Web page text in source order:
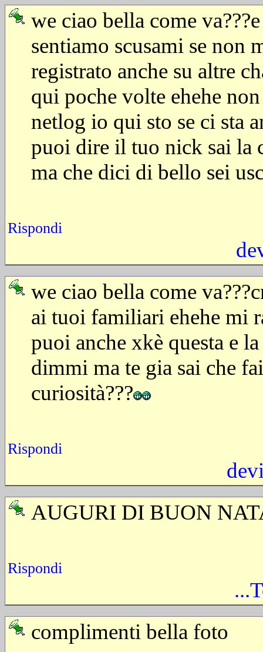
we ciao bella come
sentiamo scusami se non
registrato anche su altre
qui poche volte ehehe
netlog io qui sto se ci sta
puoi dire il tuo nick sai la
ma che dici di bello sei
Rispondi
we ciao bella come
ai tuoi familiari ehehe mi
puoi anche xkè questa e
dimmi ma te gia sai che
curiosità???
Rispondi
AUGURI DI BUON
Rispondi
complimenti bella foto